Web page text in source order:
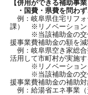
【併用ができる補助事
・国費・県費を問わ
例​：岐阜県住宅リフ
課） ※リノベーション
※当該補助金の交付
援事業費補助金の額を減
例：岐阜県空き家総
活用して市町村が実施
※リノベーションタ
※当該補助金の交付
援事業費補助金の補助
例：給湯省エネ事業（